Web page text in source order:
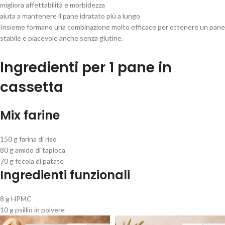
migliora affettabilità e morbidezza
aiuta a mantenere il pane idratato più a lungo
Insieme formano una combinazione molto efficace per ottenere un pane
stabile e piacevole anche senza glutine.
Ingredienti per 1 pane in
cassetta
Mix farine
150 g farina di riso
80 g amido di tapioca
70 g fecola di patate
Ingredienti funzionali
8 g HPMC
10 g psillio in polvere